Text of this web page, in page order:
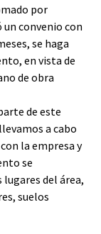
por
convenio con
se haga
en vista de
de obra
de este
a cabo
la empresa y
se
del área,
suelos